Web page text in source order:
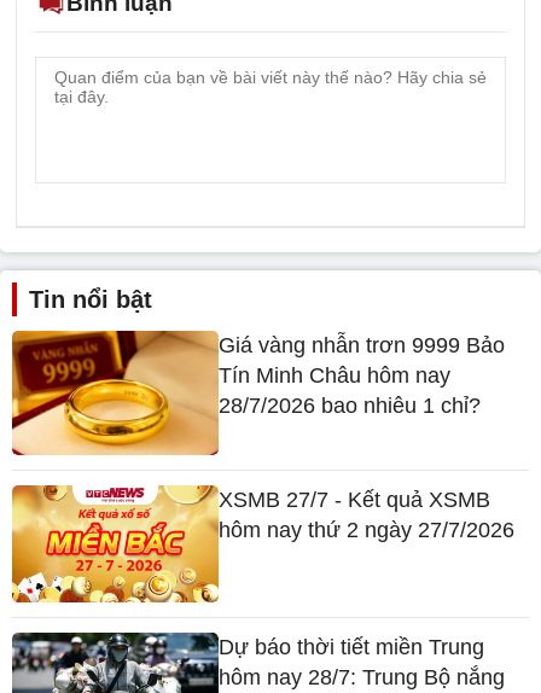
Tin nổi bật
Giá vàng nhẫn trơn 9999 Bảo
Tín Minh Châu hôm nay
28/7/2026 bao nhiêu 1 chỉ?
XSMB 27/7 - Kết quả XSMB
hôm nay thứ 2 ngày 27/7/2026
Dự báo thời tiết miền Trung
hôm nay 28/7: Trung Bộ nắng